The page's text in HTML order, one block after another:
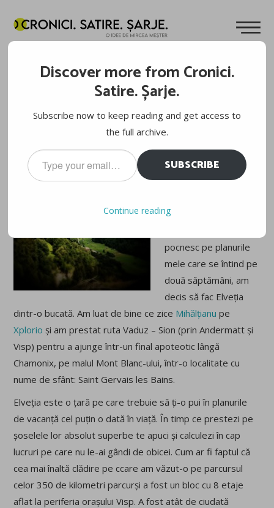
Cuvinte de Mircea Meșter 31.07.2011
Teoretic, ar fi trebuit
să campez undeva în
centrul Elveției în a
doua seară. Practic,
după ce am văzut că
bine care prestează
pocnesc pe planurile
mele care se întind pe
două săptămâni, am
decis să fac Elveția
dintr-o bucată. Am luat de bine ce zice Mihălțianu pe
Xplorio și am prestat ruta Vaduz – Sion (prin Andermatt și
Visp) pentru a ajunge într-un final apoteotic lângă
Chamonix, pe malul Mont Blanc-ului, într-o localitate cu
nume de sfânt: Saint Gervais les Bains.
Elveția este o țară pe care trebuie să ți-o pui în planurile
de vacanță cel puțin o dată în viață. În timp ce prestezi pe
șoselele lor absolut superbe te apuci și calculezi în cap
lucruri pe care nu le-ai gândi de obicei. Cum ar fi faptul că
cea mai înaltă clădire pe ccare am văzut-o pe parcursul
celor 350 de kilometri parcurși a fost un bloc cu 8 etaje
aflat la periferia orașului Visp. A fost atât de ciudată
Discover more from Cronici.
Satire. Șarje.
Subscribe now to keep reading and get access to
the full archive.
Type
your
email…
SUBSCRIBE
Continue reading